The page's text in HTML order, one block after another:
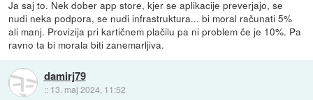
Ja saj to. Nek dober app store, kjer se aplikacije preverjajo, se
nudi neka podpora, se nudi infrastruktura... bi moral računati 5%
ali manj. Provizija pri kartičnem plačilu pa ni problem če je 10%. Pa
ravno ta bi morala biti zanemarljiva.
damirj79
:: 13. maj 2024, 11:52